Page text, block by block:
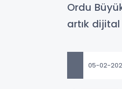
Ordu
artık
05-02-